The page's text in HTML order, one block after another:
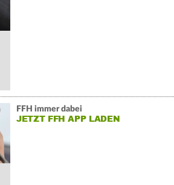
FFH immer dabei
JETZT FFH APP LADEN